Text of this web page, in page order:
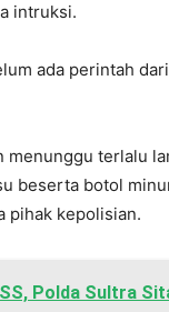
intruksi.
ada perintah
menunggu terlalu
beserta botol
pihak kepolisian.
Polda Sultra